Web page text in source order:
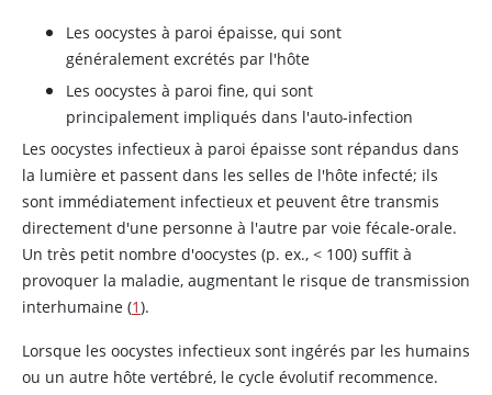
Les oocystes à paroi épaisse, qui sont
généralement excrétés par l'hôte
Les oocystes à paroi fine, qui sont
principalement impliqués dans l'auto-infection
Les oocystes infectieux à paroi épaisse sont répandus dans
la lumière et passent dans les selles de l'hôte infecté; ils
sont immédiatement infectieux et peuvent être transmis
directement d'une personne à l'autre par voie fécale-orale.
Un très petit nombre d'oocystes (p. ex., < 100) suffit à
provoquer la maladie, augmentant le risque de transmission
interhumaine (1).
Lorsque les oocystes infectieux sont ingérés par les humains
ou un autre hôte vertébré, le cycle évolutif recommence.